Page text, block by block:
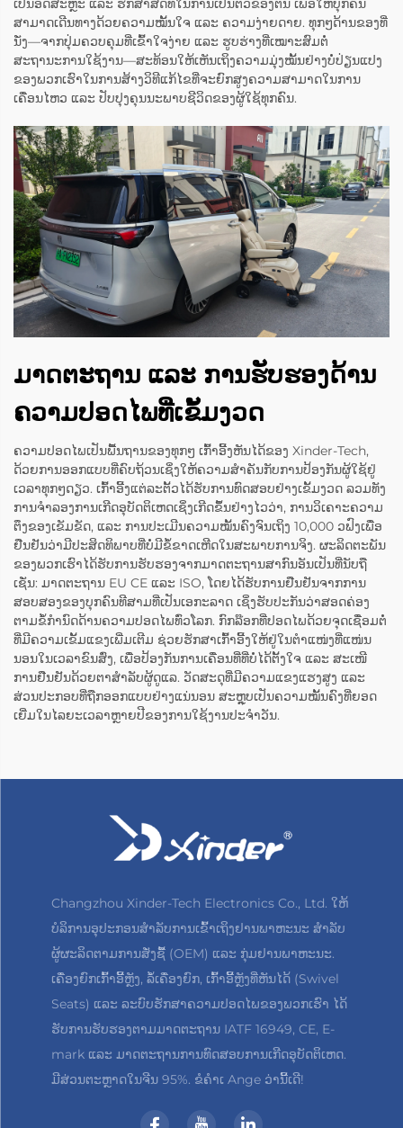
ເປັນອິດສະຫຼະ ແລະ ຮັກສາສິດທິໃນການເປັນຕົວຂອງຕົນ ເພື່ອໃຫ້ບຸກຄົນ
ສາມາດເດີນທາງດ້ວຍຄວາມໝັ້ນໃຈ ແລະ ຄວາມງ່າຍດາຍ. ທຸກໆດ້ານຂອງທີ່
ນັ່ງ—ຈາກປຸ່ມຄວບຄຸມທີ່ເຂົ້າໃຈງ່າຍ ແລະ ຮູບຮ່າງທີ່ເໝາະສົມຕໍ່
ສະຖານະການໃຊ້ງານ—ສະທ້ອນໃຫ້ເຫັນເຖິງຄວາມມຸ່ງໝັ້ນຢ່າງບໍ່ປ່ຽນແປງ
ຂອງພວກເຮົາໃນການສ້າງວິທີແກ້ໄຂທີ່ຈະຍົກສູງຄວາມສາມາດໃນການ
ເຄື່ອນໄຫວ ແລະ ປັບປຸງຄຸນນະພາບຊີວິດຂອງຜູ້ໃຊ້ທຸກຄົນ.
ມາດຕະຖານ ແລະ ການຮັບຮອງດ້ານ
ຄວາມປອດໄພທີ່ເຂັ້ມງວດ
ຄວາມປອດໄພເປັນພື້ນຖານຂອງທຸກໆ ເກົ້າອີ້ງຫັນໄດ້ຂອງ Xinder-Tech,
ດ້ວຍການອອກແບບທີ່ຄົບຖ້ວນເຊິ່ງໃຫ້ຄວາມສຳຄັນກັບການປ້ອງກັນຜູ້ໃຊ້ຢູ່
ເວລາທຸກໆດຽວ. ເກົ້າອີ້ງແຕ່ລະຕັ້ວໄດ້ຮັບການທົດສອບຢ່າງເຂັ້ມງວດ ລວມທັງ
ການຈຳລອງການເກີດອຸບັດຕິເຫດເຊິ່ງເກີດຂຶ້ນຢ່າງໄວວ່າ, ການວິເຄາະຄວາມ
ຕຶງຂອງເຂັມຂັດ, ແລະ ການປະເມີນຄວາມໝັ້ນຄົງຈົນເຖິງ 10,000 ວຟົງເພື່ອ
ຢືນຢັນວ່າມີປະສິດທິພາບທີ່ບໍ່ມີຂໍ້ຂາດເຫີດໃນສະພາບການຈິງ. ຜະລິດຕະພັນ
ຂອງພວກເຮົາໄດ້ຮັບການຮັບຮອງຈາກມາດຕະຖານສາກົນອັນເປັນທີ່ນັບຖື
ເຊັ່ນ: ມາດຕະຖານ EU CE ແລະ ISO, ໂດຍໄດ້ຮັບການຢືນຢັນຈາກການ
ສອບສອງຂອງບຸກຄົນທີສາມທີ່ເປັນເອກະລາດ ເຊິ່ງຮັບປະກັນວ່າສອດຄ່ອງ
ຕາມຂໍ້ກຳນົດດ້ານຄວາມປອດໄພທົ່ວໂລກ. ກົກລ໊ອກທີ່ປອດໄພດ້ວຍຈຸດເຊື່ອມຕໍ່
ທີ່ມີຄວາມເຂັ້ມແຂງເພີ່ມເຕີມ ຊ່ວຍຮັກສາເກົ້າອີ້ງໃຫ້ຢູ່ໃນຕຳແໜ່ງທີ່ແໜ່ນ
ນອນໃນເວລາຂົນສົ່ງ, ເພື່ອປ້ອງກັນການເຄື່ອນທີ່ທີ່ບໍ່ໄດ້ຕັ້ງໃຈ ແລະ ສະເໜີ
ການຢືນຢັນດ້ວຍຕາສຳລັບຜູ້ດູແລ. ວັດສະດຸທີ່ມີຄວາມແຂງແຮງສູງ ແລະ
ສ່ວນປະກອບທີ່ຖືກອອກແບບຢ່າງແນ່ນອນ ສະຫຼຸບເປັນຄວາມໝັ້ນຄົງທີ່ຍອດ
ເຍີ່ມໃນໄລຍະເວລາຫຼາຍປີຂອງການໃຊ້ງານປະຈຳວັນ.
Changzhou Xinder-Tech Electronics Co., Ltd. ໃຫ້
ບໍລິການອຸປະກອນສຳລັບການເຂົ້າເຖິງຢານພາຫະນະ ສຳລັບ
ຜູ້ຜະລິດຕາມການສັ່ງຊື້ (OEM) ແລະ ກຸ່ມຢານພາຫະນະ.
ເຄື່ອງຍົກເກົ້າອີ້ຫຼັງ, ລໍ້ເຄື່ອງຍົກ, ເກົ້າອີ້ຫຼັງທີ່ຫັນໄດ້ (Swivel
Seats) ແລະ ລະບົບຮັກສາຄວາມປອດໄພຂອງພວກເຮົາ ໄດ້
ຮັບການຮັບຮອງຕາມມາດຕະຖານ IATF 16949, CE, E-
mark ແລະ ມາດຕະຖານການທົດສອບການເກີດອຸບັດຕິເຫດ.
ມີສ່ວນຕະຫຼາດໃນຈີນ 95%. ຂໍຄຳເ Ange ວ່ານີ້ເດີ!